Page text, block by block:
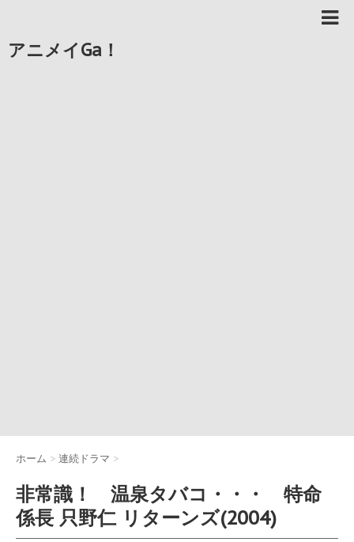
アニメイGa！
ホーム > 連続ドラマ >
非常識！ 温泉タバコ・・・ 特命
係長 只野仁 リターンズ(2004)